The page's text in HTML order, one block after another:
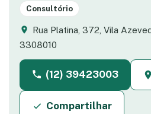
Consultório
Rua Platina, 372, Vila
3308010
(12) 39423003
Compartilhar